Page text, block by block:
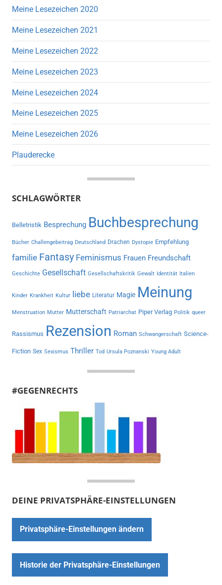
Meine Lesezeichen 2020
Meine Lesezeichen 2021
Meine Lesezeichen 2022
Meine Lesezeichen 2023
Meine Lesezeichen 2024
Meine Lesezeichen 2025
Meine Lesezeichen 2026
Plauderecke
SCHLAGWÖRTER
Belletristik Besprechung Buchbesprechung
Bücher Challengebeitrag Deutschland Drachen Dystopie Empfehlung
familie Fantasy Feminismus Frauen Freundschaft
Geschichte Gesellschaft Gesellschaftskritik Gewalt Identität Italien
Kinder Krankheit Kultur liebe Literatur Magie Meinung
Menstruation Mutter Mutterschaft Patriarchat Piper Verlag Politik queer
Rassismus Rezension Roman Schwangerschaft Science-
Fiction Sex Sexismus Thriller Tod Ursula Poznanski Young Adult
#GEGENRECHTS
DEINE PRIVATSPHÄRE-EINSTELLUNGEN
Privatsphäre-Einstellungen ändern
Historie der Privatsphäre-Einstellungen